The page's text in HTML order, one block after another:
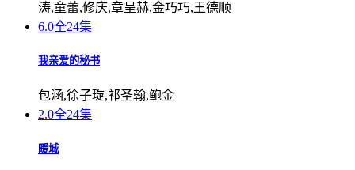
涛,童蕾,修庆,章呈赫,金巧巧,王德顺
6.0全24集
我亲爱的秘书
包涵,徐子琁,祁圣翰,鲍金
2.0全24集
暖城